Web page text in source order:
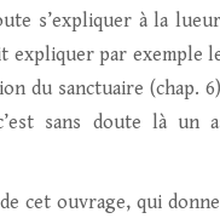
s’expliquer à la
par exemple
du sanctuaire (chap.
sans doute là un
cet ouvrage, qui